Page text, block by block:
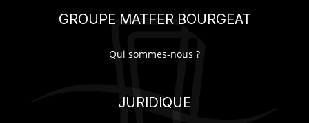
GROUPE MATFER BOURGEAT
Qui sommes-nous ?
JURIDIQUE